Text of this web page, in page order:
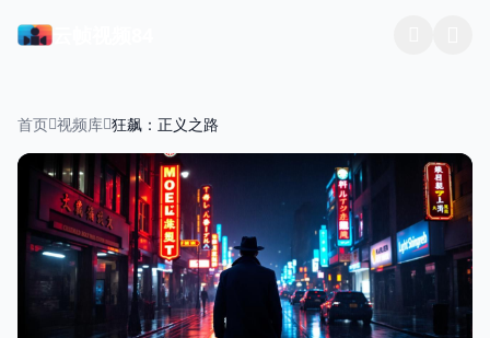
首页 视频库 狂飙：正义之路